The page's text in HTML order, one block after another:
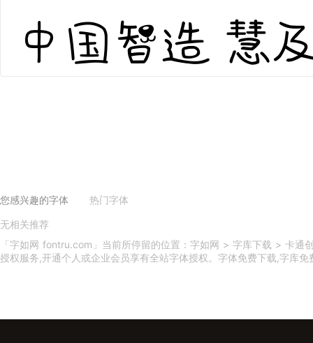
中国智造 慧
您感兴趣的字体 热门字体
无相关推荐
「字如网 fontru.com」当前所停留的位置：字如网 > 字库下载 > 卡
授权服务,开通个人或企业会员享有全站字体授权。字体免费下载,字库
义启庆国体
小美好体
义启动漫体 印品灵秀体 换一换